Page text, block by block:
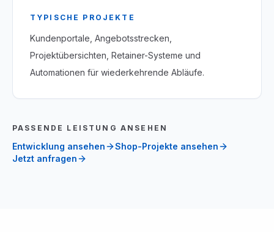
TYPISCHE PROJEKTE
Kundenportale, Angebotsstrecken,
Projektübersichten, Retainer-Systeme und
Automationen für wiederkehrende Abläufe.
PASSENDE LEISTUNG ANSEHEN
Entwicklung ansehen
Shop-Projekte ansehen
Jetzt anfragen